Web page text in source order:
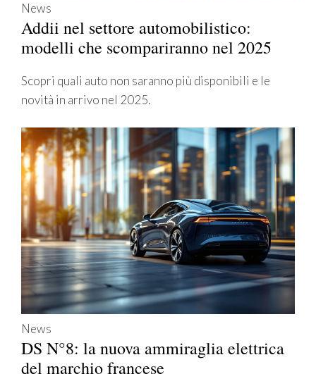
News
Addii nel settore automobilistico:
modelli che scompariranno nel 2025
Scopri quali auto non saranno più disponibili e le
novità in arrivo nel 2025.
News
DS N°8: la nuova ammiraglia elettrica
del marchio francese